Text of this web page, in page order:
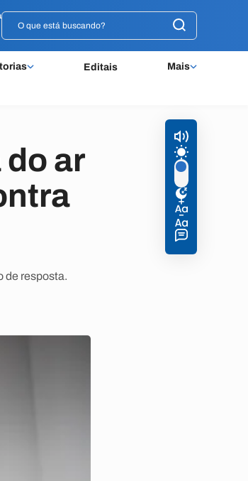
Editais Mais
ar
de resposta.